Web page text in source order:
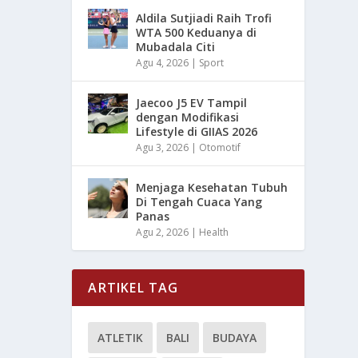
Aldila Sutjiadi Raih Trofi
WTA 500 Keduanya di
Mubadala Citi
Agu 4, 2026 | Sport
Jaecoo J5 EV Tampil
dengan Modifikasi
Lifestyle di GIIAS 2026
Agu 3, 2026 | Otomotif
Menjaga Kesehatan Tubuh
Di Tengah Cuaca Yang
Panas
Agu 2, 2026 | Health
ARTIKEL TAG
ATLETIK BALI BUDAYA